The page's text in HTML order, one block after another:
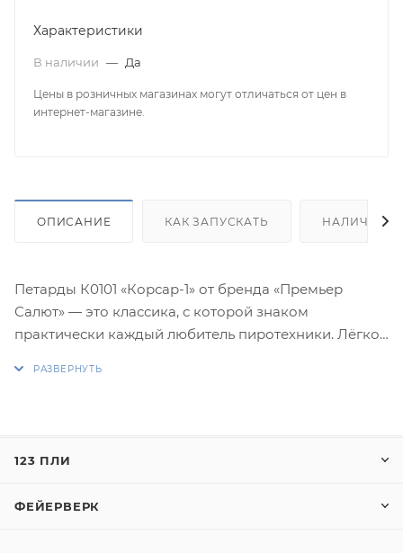
Характеристики
В наличии — Да
Цены в розничных магазинах могут отличаться от цен в
интернет-магазине.
ОПИСАНИЕ КАК ЗАПУСКАТЬ НАЛИЧИЕ
Петарды К0101 «Корсар-1» от бренда «Премьер
Салют» — это классика, с которой знаком
практически каждый любитель пиротехники. Лёгкое
«шестидесяток»: небольшие, быстрые, лёгкие и при
123 ПЛИ
ФЕЙЕРВЕРК